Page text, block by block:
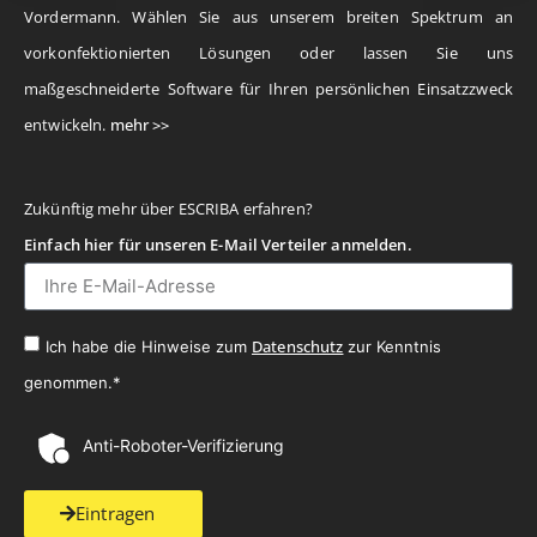
Vordermann. Wählen Sie aus unserem breiten Spektrum an
vorkonfektionierten Lösungen oder lassen Sie uns
maßgeschneiderte Software für Ihren persönlichen Einsatzzweck
entwickeln. mehr >>
Zukünftig mehr über ESCRIBA erfahren?
Einfach hier für unseren E-Mail Verteiler anmelden.
Ich habe die Hinweise zum Datenschutz zur Kenntnis
genommen.*
Anti-Roboter-Verifizierung
Eintragen